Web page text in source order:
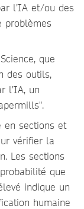
l’IA et/ou des
problèmes
que
des outils,
l’IA, un
en sections et
vérifier la
Les sections
que
indique un
humaine